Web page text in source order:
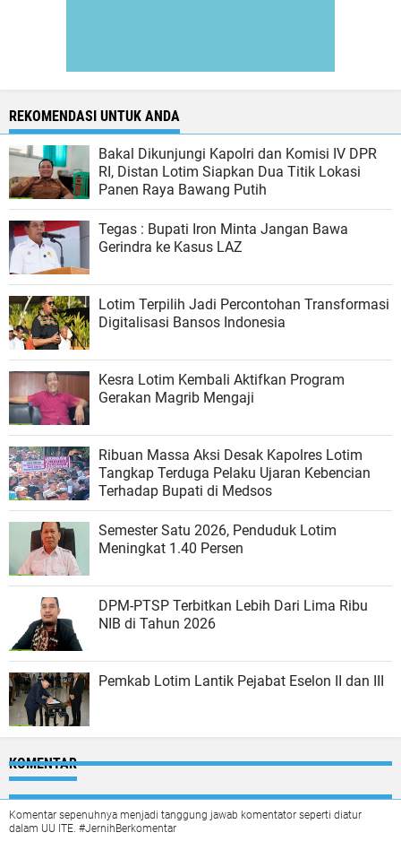
REKOMENDASI UNTUK ANDA
Bakal Dikunjungi Kapolri dan Komisi IV DPR
RI, Distan Lotim Siapkan Dua Titik Lokasi
Panen Raya Bawang Putih
Tegas : Bupati Iron Minta Jangan Bawa
Gerindra ke Kasus LAZ
Lotim Terpilih Jadi Percontohan Transformasi
Digitalisasi Bansos Indonesia
Kesra Lotim Kembali Aktifkan Program
Gerakan Magrib Mengaji
Ribuan Massa Aksi Desak Kapolres Lotim
Tangkap Terduga Pelaku Ujaran Kebencian
Terhadap Bupati di Medsos
Semester Satu 2026, Penduduk Lotim
Meningkat 1.40 Persen
DPM-PTSP Terbitkan Lebih Dari Lima Ribu
NIB di Tahun 2026
Pemkab Lotim Lantik Pejabat Eselon II dan III
KOMENTAR
Komentar sepenuhnya menjadi tanggung jawab komentator seperti diatur
dalam UU ITE. #JernihBerkomentar